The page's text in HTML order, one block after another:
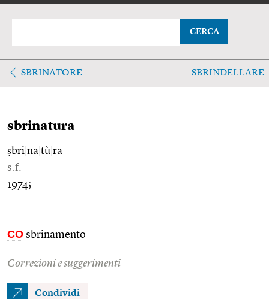
CERCA
SBRINATORE SBRINDELLARE
sbrinatura
ṣbri na tù ra
s.f.
1974;
CO sbrinamento
Correzioni e suggerimenti
Condividi